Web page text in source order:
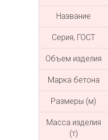
Название
Серия, ГОСТ
Объем изделия
Марка бетона
Размеры (м)
Масса изделия
(т)